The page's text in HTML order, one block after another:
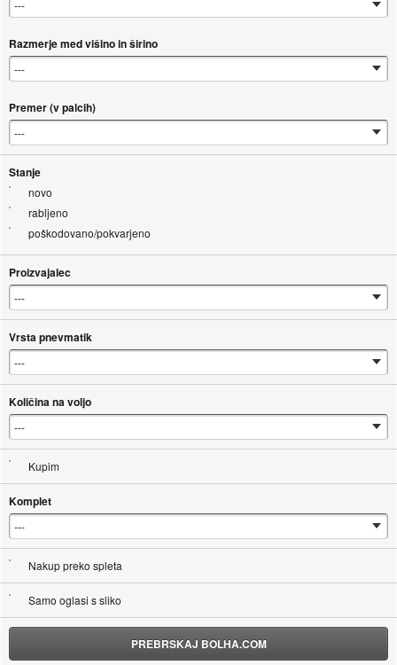
Razmerje med višino in širino
Premer (v palcih)
Stanje
novo
rabljeno
poškodovano/pokvarjeno
Proizvajalec
Vrsta pnevmatik
Količina na voljo
Kupim
Komplet
Nakup preko spleta
Samo oglasi s sliko
PREBRSKAJ BOLHA.COM